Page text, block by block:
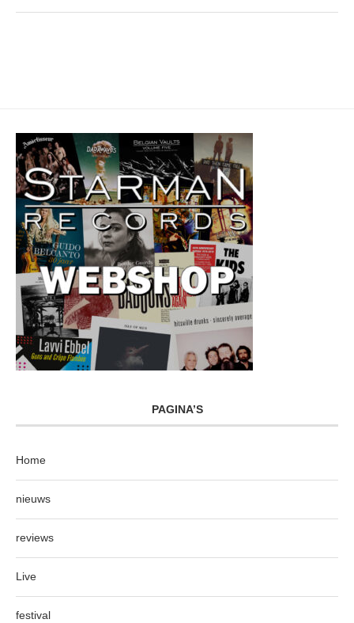
PAGINA’S
Home
nieuws
reviews
Live
festival